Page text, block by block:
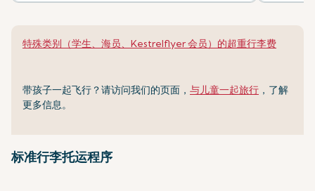
特殊类别（学生、海员、Kestrelflyer 会员）的超重行李费
带孩子一起飞行？请访问我们的页面， 与儿童一起旅行 ，了解
更多信息。
标准行李托运程序